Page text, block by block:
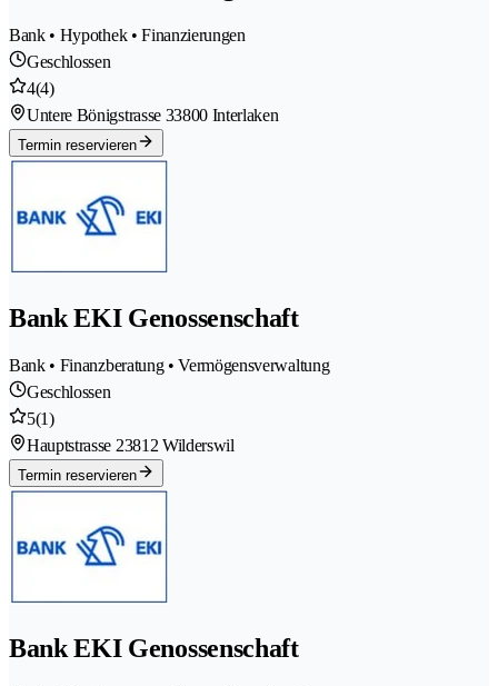
Bank • Hypothek • Finanzierungen
Geschlossen
4(4)
Untere Bönigstrasse 33800 Interlaken
Termin reservieren
Bank EKI Genossenschaft
Bank • Finanzberatung • Vermögensverwaltung
Geschlossen
5(1)
Hauptstrasse 23812 Wilderswil
Termin reservieren
Bank EKI Genossenschaft